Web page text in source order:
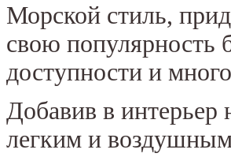
Морской стиль,
свою популярность
доступности и
Добавив в интерьер
легким и